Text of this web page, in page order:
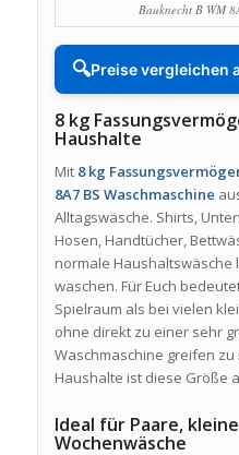
Bauknecht B WM
🔍Preise vergleichen
8 kg
Haushalte
Mit 8 kg
8A7 BS Waschmaschine
Alltagswäsche. Shirts,
Hosen, Handtücher,
normale Haushaltswäsche
waschen. Für Euch
Spielraum als bei vielen
ohne direkt zu einer sehr
Waschmaschine greifen
Haushalte ist diese Größe
Ideal für Paare,
Wochenwäsche